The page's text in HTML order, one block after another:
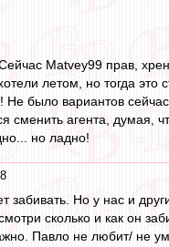
Matvey99 прав,
летом, но тогда
было вариантов
сменить агента, думая,
но ладно!
забивать. Но у нас и
сколько и как он
Павло не любит/ не